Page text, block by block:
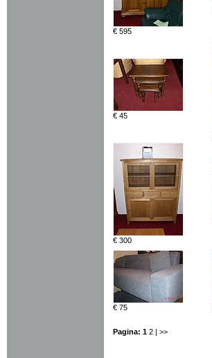
€ 595
€ 45
€ 300
€ 75
Pagina: 1 2 | >>